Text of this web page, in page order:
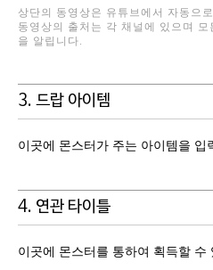
상단의 동영상은 유튜브에서 자동으
동영상의 출처는 각 채널에 있으며
을 알립니다.
3. 드랍 아이템
이곳에 몬스터가 주는 아이템을 입
4. 연관 타이틀
이곳에 몬스터를 통하여 획득할 수